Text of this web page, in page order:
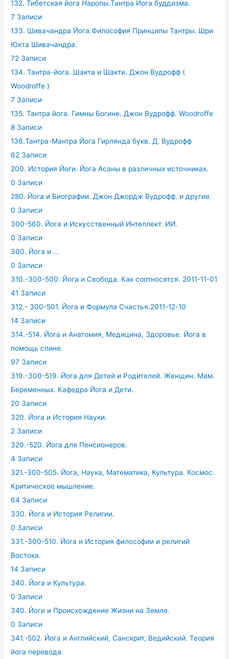
132. Тибетская йога Наропы.Тантра Йога буддизма.
7 Записи
133. Шивачандра Йога.Философия Принципы Тантры. Шри
Юкта Шивачандра.
72 Записи
134. Тантра-йога. Шакта и Шакти. Джон Вудрофф (
Woodroffe )
7 Записи
135. Тантра йога. Гимны Богине. Джон Вудрофф. Woodroffe
8 Записи
136.Тантра-Мантра Йога Гирлянда букв. Д. Вудрофф
62 Записи
200. История Йоги. Йога Асаны в различных источниках.
0 Записи
280. Йога и Биографии. Джон Джордж Вудрофф. и другие.
0 Записи
300-560. Йога и Искусственный Интеллект. ИИ.
0 Записи
300. Йога и ...
0 Записи
310.-300-500. Йога и Свобода. Как соотносятся. 2011-11-01
41 Записи
312.- 300-501. Йога и Формула Счастья.2011-12-10
14 Записи
314.-514. Йога и Анатомия, Медицина, Здоровье. Йога в
помощь спине.
97 Записи
319.-300-519. Йога для Детей и Родителей. Женщин. Мам.
Беременных. Кафедра Йога и Дети.
20 Записи
320. Йога и История Науки.
2 Записи
320.-520. Йога для Пенсионеров.
4 Записи
321.-300-505. Йога, Наука, Математика, Культура. Космос.
Критическое мышление.
64 Записи
330. Йога и История Религии.
0 Записи
331.-300-510. Йога и История философии и религий
Востока.
14 Записи
340. Йога и Культура.
0 Записи
340. Йоги и Происхождение Жизни на Земле.
0 Записи
341.-502. Йога и Английский, Санскрит, Ведийский. Теория
йога перевода.